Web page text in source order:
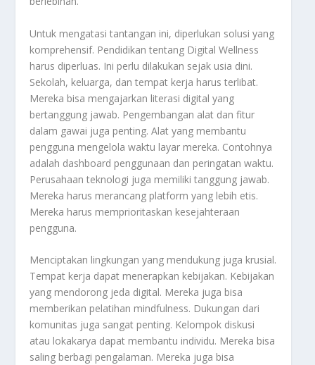
Untuk mengatasi tantangan ini, diperlukan solusi yang
komprehensif. Pendidikan tentang Digital Wellness
harus diperluas. Ini perlu dilakukan sejak usia dini.
Sekolah, keluarga, dan tempat kerja harus terlibat.
Mereka bisa mengajarkan literasi digital yang
bertanggung jawab. Pengembangan alat dan fitur
dalam gawai juga penting. Alat yang membantu
pengguna mengelola waktu layar mereka. Contohnya
adalah dashboard penggunaan dan peringatan waktu.
Perusahaan teknologi juga memiliki tanggung jawab.
Mereka harus merancang platform yang lebih etis.
Mereka harus memprioritaskan kesejahteraan
pengguna.
Menciptakan lingkungan yang mendukung juga krusial.
Tempat kerja dapat menerapkan kebijakan. Kebijakan
yang mendorong jeda digital. Mereka juga bisa
memberikan pelatihan mindfulness. Dukungan dari
komunitas juga sangat penting. Kelompok diskusi
atau lokakarya dapat membantu individu. Mereka bisa
saling berbagi pengalaman. Mereka juga bisa